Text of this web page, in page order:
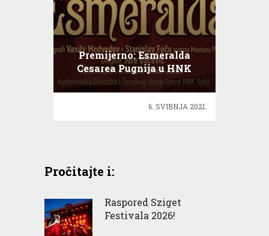
Premijerno: Esmeralda
Cesarea Pugnija u HNK
6. SVIBNJA 2021.
Pročitajte i:
Raspored Sziget
Festivala 2026!